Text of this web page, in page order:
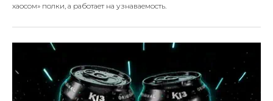
хаосом» полки, а работает на узнаваемость.